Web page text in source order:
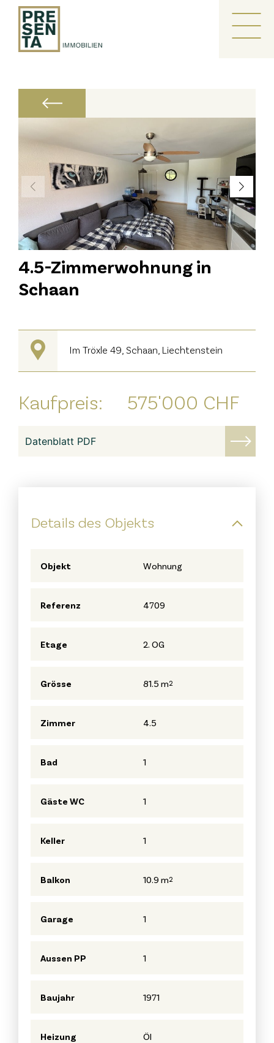
Zum
Inhalt
springen
4.5-Zimmerwohnung in
Schaan
Im Tröxle 49, Schaan, Liechtenstein
Kaufpreis: 575'000 CHF
Datenblatt PDF
Details des Objekts
Objekt Wohnung
Referenz 4709
Etage 2. OG
Grösse 81.5 m2
Zimmer 4.5
Bad 1
Gäste WC 1
Keller 1
Balkon 10.9 m2
Garage 1
Aussen PP 1
Baujahr 1971
Heizung Öl